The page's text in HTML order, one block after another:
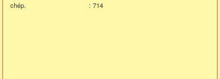
chép. : 714